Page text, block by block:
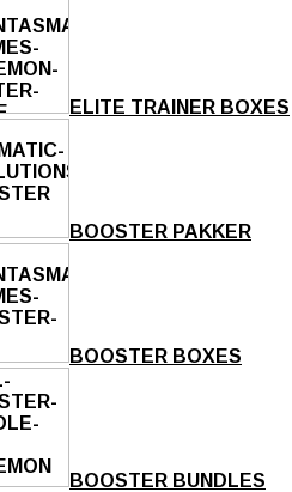
ELITE TRAINER BOXES
BOOSTER PAKKER
BOOSTER BOXES
BOOSTER BUNDLES